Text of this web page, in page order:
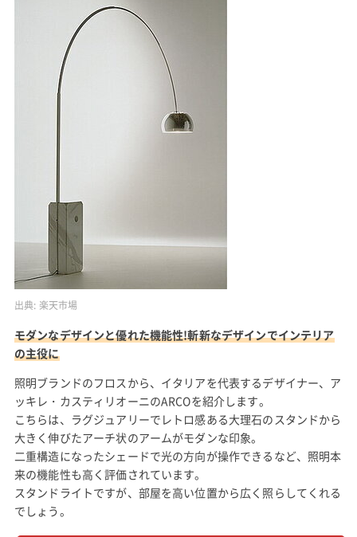
出典: 楽天市場
モダンなデザインと優れた機能性!斬新なデザインでインテリア
の主役に
照明ブランドのフロスから、イタリアを代表するデザイナー、ア
ッキレ・カスティリオーニのARCOを紹介します。
こちらは、ラグジュアリーでレトロ感ある大理石のスタンドから
大きく伸びたアーチ状のアームがモダンな印象。
二重構造になったシェードで光の方向が操作できるなど、照明本
来の機能性も高く評価されています。
スタンドライトですが、部屋を高い位置から広く照らしてくれる
でしょう。